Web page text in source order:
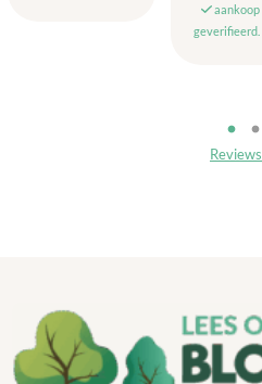
aankoop
geverifieerd.
Reviews